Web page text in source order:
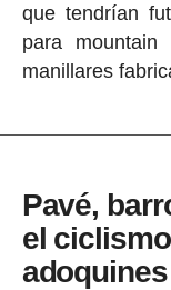
que tendrían
para
manillares
Pavé,
el
adoquines